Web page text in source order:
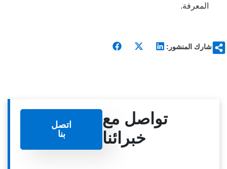
المعرفة.
شارك المنشور:
تواصل مع
خبرائنا
اتصل
بنا